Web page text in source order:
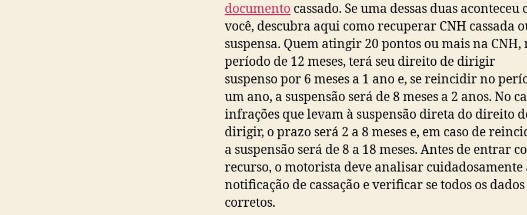
documento cassado. Se uma dessas duas aconteceu
você, descubra aqui como recuperar CNH cassada
suspensa. Quem atingir 20 pontos ou mais na CNH,
período de 12 meses, terá seu direito de dirigir
suspenso por 6 meses a 1 ano e, se reincidir no
um ano, a suspensão será de 8 meses a 2 anos. No
infrações que levam à suspensão direta do direito
dirigir, o prazo será 2 a 8 meses e, em caso de
a suspensão será de 8 a 18 meses. Antes de entrar
recurso, o motorista deve analisar cuidadosamente
notificação de cassação e verificar se todos os dados
corretos.